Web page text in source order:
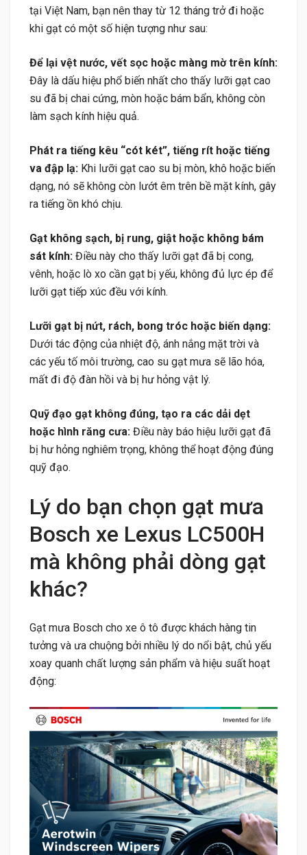
tại Việt Nam, bạn nên thay từ 12 tháng trở đi hoặc
khi gạt có một số hiện tượng như sau:
Để lại vệt nước, vết sọc hoặc màng mờ trên kính:
Đây là dấu hiệu phổ biến nhất cho thấy lưỡi gạt cao
su đã bị chai cứng, mòn hoặc bám bẩn, không còn
làm sạch kính hiệu quả.
Phát ra tiếng kêu “cót két”, tiếng rít hoặc tiếng
va đập lạ: Khi lưỡi gạt cao su bị mòn, khô hoặc biến
dạng, nó sẽ không còn lướt êm trên bề mặt kính, gây
ra tiếng ồn khó chịu.
Gạt không sạch, bị rung, giật hoặc không bám
sát kính: Điều này cho thấy lưỡi gạt đã bị cong,
vênh, hoặc lò xo cần gạt bị yếu, không đủ lực ép để
lưỡi gạt tiếp xúc đều với kính.
Lưỡi gạt bị nứt, rách, bong tróc hoặc biến dạng:
Dưới tác động của nhiệt độ, ánh nắng mặt trời và
các yếu tố môi trường, cao su gạt mưa sẽ lão hóa,
mất đi độ đàn hồi và bị hư hỏng vật lý.
Quỹ đạo gạt không đúng, tạo ra các dải dẹt
hoặc hình răng cưa: Điều này báo hiệu lưỡi gạt đã
bị hư hỏng nghiêm trọng, không thể hoạt động đúng
quỹ đạo.
Lý do bạn chọn gạt mưa
Bosch xe Lexus LC500H
mà không phải dòng gạt
khác?
Gạt mưa Bosch cho xe ô tô được khách hàng tin
tưởng và ưa chuộng bởi nhiều lý do nổi bật, chủ yếu
xoay quanh chất lượng sản phẩm và hiệu suất hoạt
động: